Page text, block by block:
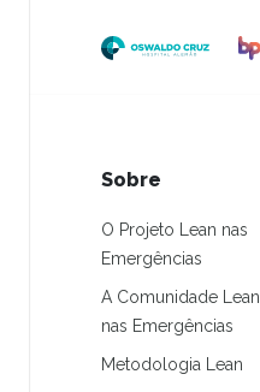
Sobre
O Projeto Lean nas
Emergências
A Comunidade Lean
nas Emergências
Metodologia Lean